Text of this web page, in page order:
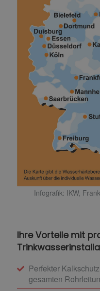
Infografik: IKW,
Ihre Vorteile mit
Perfekter
gesamten